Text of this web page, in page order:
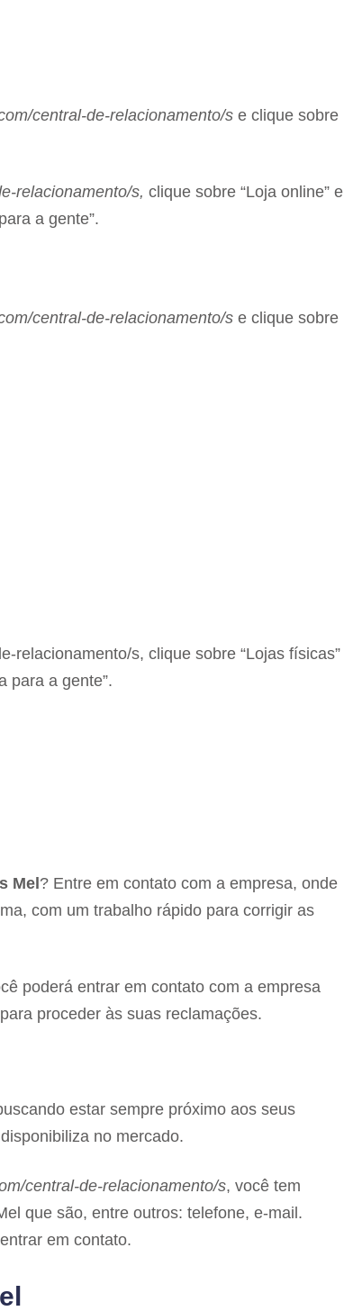
central-de-relacionamento/s e clique sobre
relacionamento/s, clique sobre “Loja online” e
a gente”.
central-de-relacionamento/s e clique sobre
relacionamento/s, clique sobre “Lojas físicas”
para a gente”.
Mel ? Entre em contato com a empresa, onde
com um trabalho rápido para corrigir as
poderá entrar em contato com a empresa
proceder às suas reclamações.
estar sempre próximo aos seus
no mercado.
central-de-relacionamento/s, você tem
que são, entre outros: telefone, e-mail.
em contato.